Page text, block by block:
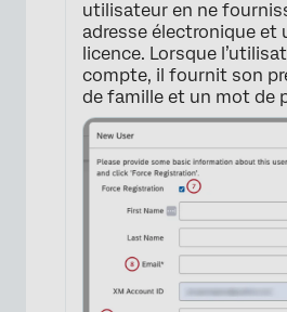
utilisateur en ne
adresse électronique et
licence. Lorsque
compte, il fournit son
de famille et un mot de